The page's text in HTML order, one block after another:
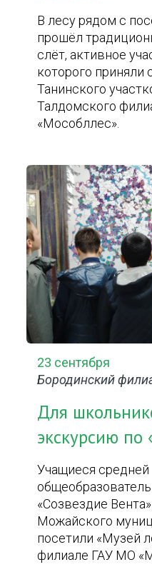
В лесу рядом с
прошёл
слёт, активное
которого приняли
Танинского
Талдомского
«Мособллес».
23 сентября
Бородинский
Для
экскурсию по
Учащиеся средней
«Созвездие
Можайского
посетили «Музей
филиале ГАУ МО